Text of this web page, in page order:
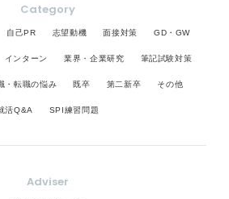
Category
自己PR 志望動機 面接対策 GD・GW
インターン 業界・企業研究 筆記試験対策
・転職の悩み 既卒 第二新卒 その他
活Q&A SPI練習問題
Adviser